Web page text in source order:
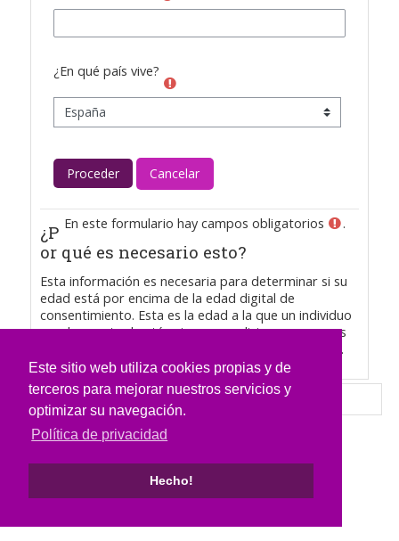
Este sitio web utiliza cookies propias y de
terceros para mejorar nuestros servicios y
optimizar su navegación.
Política de privacidad
Hecho!
¿En qué país vive?
En este formulario hay campos obligatorios .
¿P
or qué es necesario esto?
Esta información es necesaria para determinar si su
edad está por encima de la edad digital de
consentimiento. Esta es la edad a la que un individuo
puede aceptar los términos y condiciones y que sus
datos sean legalmente almacenados y procesados.